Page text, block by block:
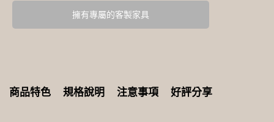
擁有專屬的客製家具
商品特色 規格說明 注意事項 好評分享